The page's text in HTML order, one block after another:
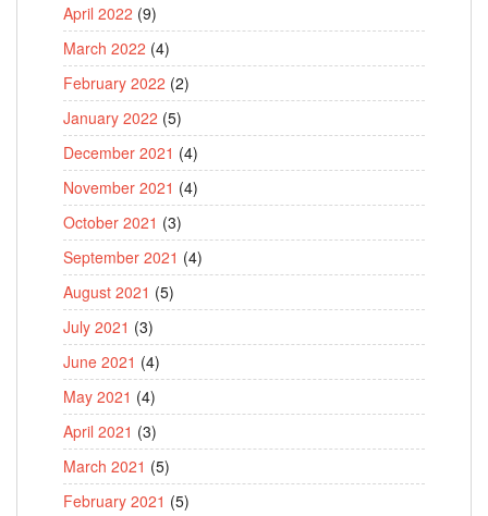
April 2022 (9)
March 2022 (4)
February 2022 (2)
January 2022 (5)
December 2021 (4)
November 2021 (4)
October 2021 (3)
September 2021 (4)
August 2021 (5)
July 2021 (3)
June 2021 (4)
May 2021 (4)
April 2021 (3)
March 2021 (5)
February 2021 (5)